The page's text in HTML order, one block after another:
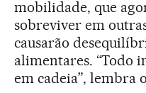
mobilidade, que
sobreviver em
causarão
alimentares. “Todo
em cadeia”, lembra